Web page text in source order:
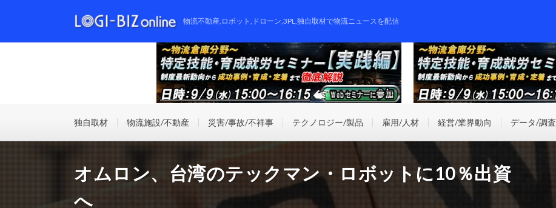
物流不動産,ロボット,ドローン,3PL,独自取材で物流ニュースを配信
独自取材 物流施設/不動産 災害/事故/不祥事 テクノロジー/製品 雇用/人材 経営/業界動向 データ/調査
オムロン、台湾のテックマン・ロボットに10％出資
へ